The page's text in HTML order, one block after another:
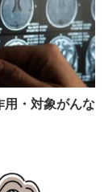
・対象がんな